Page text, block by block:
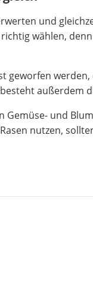
und
wählen,
außerdem
und
nutzen,